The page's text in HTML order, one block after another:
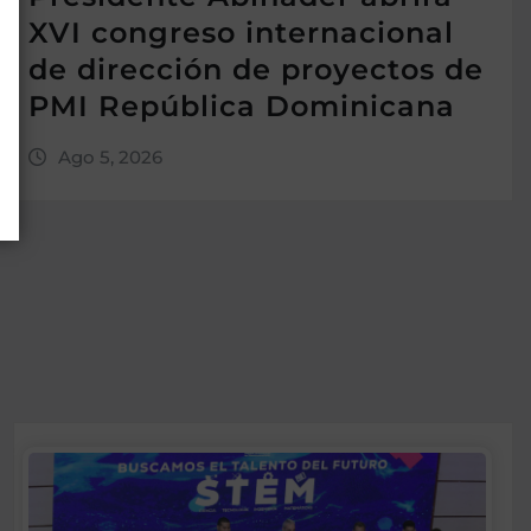
XVI congreso internacional
de dirección de proyectos de
PMI República Dominicana
Ago 5, 2026